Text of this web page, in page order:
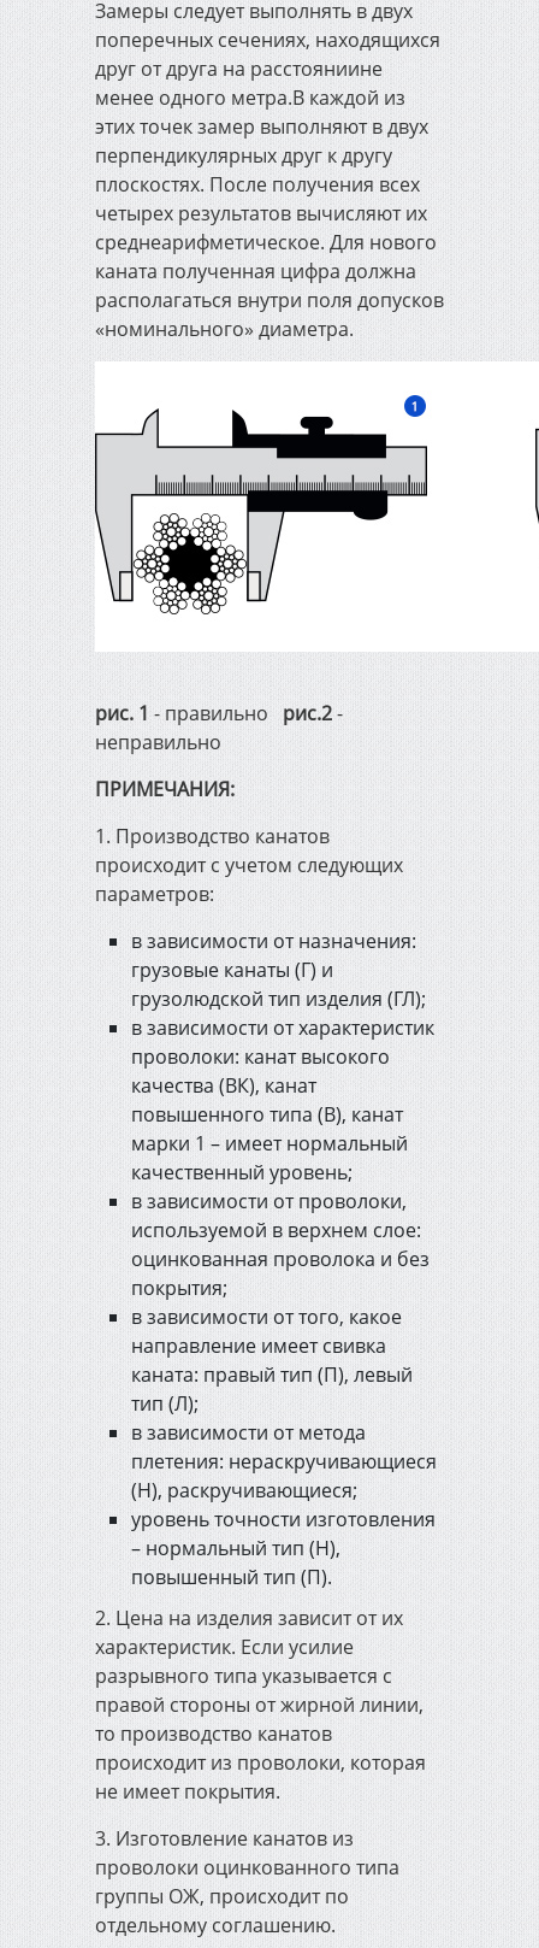
Замеры следует выполнять в двух
поперечных сечениях, находящихся
друг от друга на расстояниине
менее одного метра.В каждой из
этих точек замер выполняют в двух
перпендикулярных друг к другу
плоскостях. После получения всех
четырех результатов вычисляют их
среднеарифметическое. Для нового
каната полученная цифра должна
располагаться внутри поля допусков
«номинального» диаметра.
рис. 1 - правильнорис.2-
неправильно
ПРИМЕЧАНИЯ:
1. Производство канатов
происходит с учетом следующих
параметров:
в зависимости от назначения:
грузовые канаты (Г) и
грузолюдской тип изделия (ГЛ);
в зависимости от характеристик
проволоки: канат высокого
качества (ВК), канат
повышенного типа (В), канат
марки 1 – имеет нормальный
качественный уровень;
в зависимости от проволоки,
используемой в верхнем слое:
оцинкованная проволока и без
покрытия;
в зависимости от того, какое
направление имеет свивка
каната: правый тип (П), левый
тип (Л);
в зависимости от метода
плетения: нераскручивающиеся
(Н), раскручивающиеся;
уровень точности изготовления
– нормальный тип (Н),
повышенный тип (П).
2. Цена на изделия зависит от их
характеристик. Если усилие
разрывного типа указывается с
правой стороны от жирной линии,
то производство канатов
происходит из проволоки, которая
не имеет покрытия.
3. Изготовление канатов из
проволоки оцинкованного типа
группы ОЖ, происходит по
отдельному соглашению.